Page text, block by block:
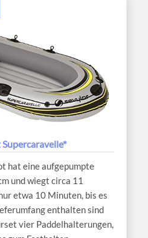
hat eine aufgepumpte
und wiegt circa 11
etwa 10 Minuten, bis es
enthalten sind
vier Paddelhalterungen,